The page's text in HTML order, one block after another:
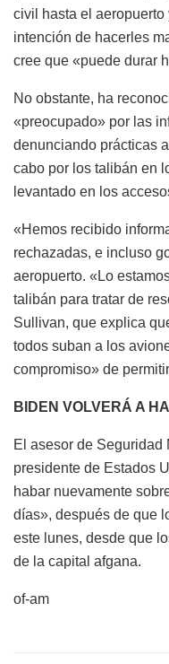
civil hasta el
intención de hacerles
cree que «puede durar
No obstante, ha
«preocupado» por las
denunciando prácticas
cabo por los talibán en
levantado en los
«Hemos recibido
rechazadas, e incluso
aeropuerto. «Lo
talibán para tratar de
Sullivan, que explica
todos suban a los
compromiso» de
BIDEN VOLVERÁ A
El asesor de Seguridad
presidente de Estados
habar nuevamente
días», después de que
este lunes, desde que
de la capital afgana.
of-am